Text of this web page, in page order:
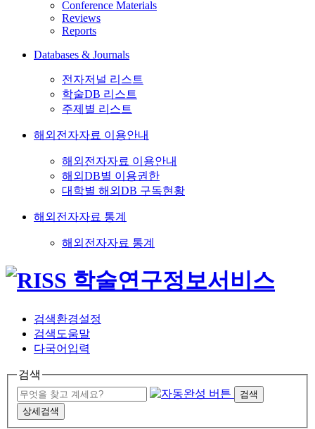
Conference Materials
Reviews
Reports
Databases & Journals
전자저널 리스트
학술DB 리스트
주제별 리스트
해외전자자료 이용안내
해외전자자료 이용안내
해외DB별 이용권한
대학별 해외DB 구독현황
해외전자자료 통계
해외전자자료 통계
검색환경설정
검색도움말
다국어입력
검색
검색
상세검색